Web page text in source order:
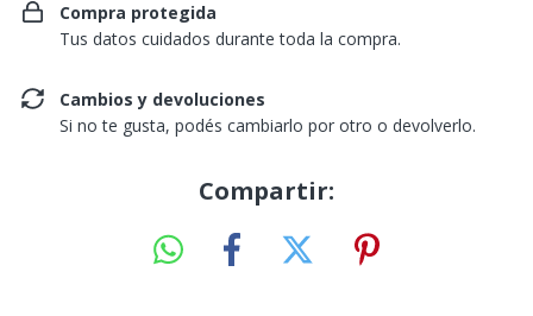
Compra protegida
Tus datos cuidados durante toda la compra.
Cambios y devoluciones
Si no te gusta, podés cambiarlo por otro o devolverlo.
Compartir: